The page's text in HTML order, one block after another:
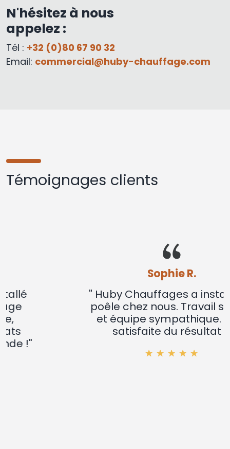
N'hésitez à nous
appelez :
Tél : +32 (0)80 67 90 32
Email: commercial@huby-chauffage.com
Témoignages clients
" Huby Chauffages a installé un
poêle chez nous. Travail soigné
et équipe sympathique. Très
satisfaite du résultat !"